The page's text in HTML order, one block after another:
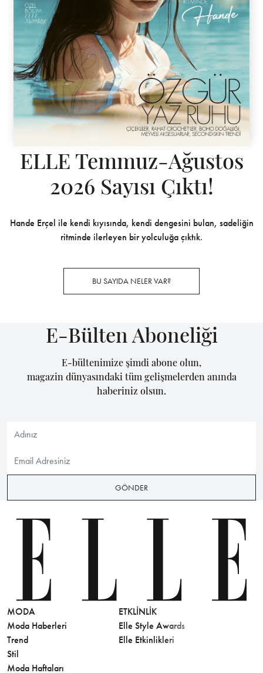
ELLE Temmuz-Ağustos
2026 Sayısı Çıktı!
Hande Erçel ile kendi kıyısında, kendi dengesini bulan, sadeliğin
ritminde ilerleyen bir yolculuğa çıktık.
BU SAYIDA NELER VAR?
E-Bülten Aboneliği
E-bültenimize şimdi abone olun,
magazin dünyasındaki tüm gelişmelerden anında
haberiniz olsun.
GÖNDER
MODA
Moda Haberleri
Trend
Stil
Moda Haftaları
ETKLINLIK
Elle Style Awards
Elle Etkinlikleri